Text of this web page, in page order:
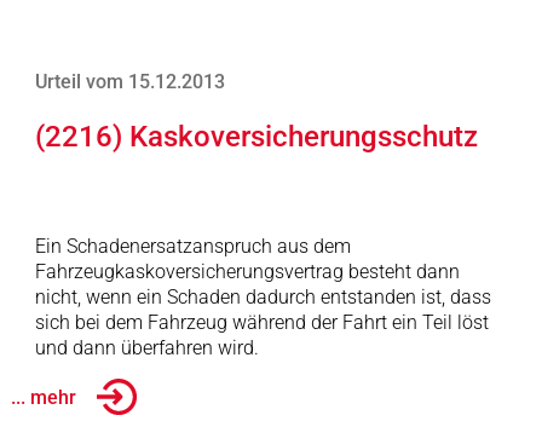
Urteil vom 15.12.2013
(2216) Kaskoversicherungsschutz
Ein Schadenersatzanspruch aus dem
Fahrzeugkaskoversicherungsvertrag besteht dann
nicht, wenn ein Schaden dadurch entstanden ist, dass
sich bei dem Fahrzeug während der Fahrt ein Teil löst
und dann überfahren wird.
... mehr